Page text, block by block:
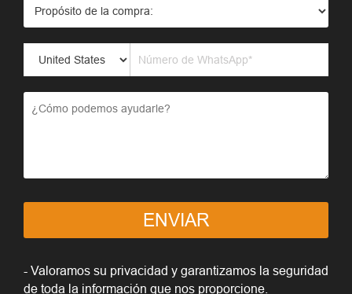
ENVIAR
- Valoramos su privacidad y garantizamos la seguridad
de toda la información que nos proporcione.